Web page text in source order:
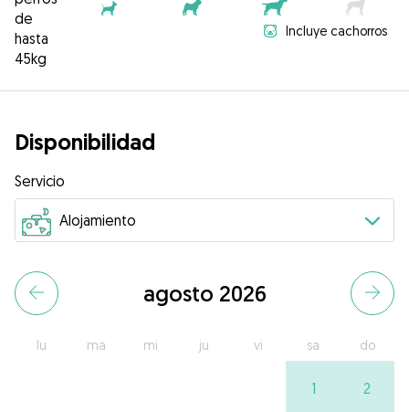
de
hasta
45kg
Incluye cachorros
Disponibilidad
Servicio
agosto 2026
lu ma mi ju vi sa do
1 2